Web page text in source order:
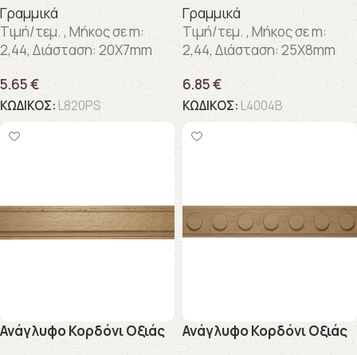
Γραμμικά
Τιμή/τεμ. , Μήκος σε m:
2,44, Διάσταση: 20X7mm
5.65€
ΚΩΔΙΚΟΣ:L820PS
Γραμμικά
Τιμή/τεμ. , Μήκος σε m:
2,44, Διάσταση: 25X8mm
6.85€
ΚΩΔΙΚΟΣ: L4004B
Ανάγλυφo Κορδόνι Οξιάς
Ανάγλυφo Κορδόνι Οξιάς